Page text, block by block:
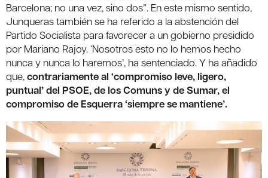
Barcelona; no una vez, sino dos”. En este mismo sentido,
Junqueras también se ha referido a la abstención del
Partido Socialista para favorecer a un gobierno presidido
por Mariano Rajoy. ‘Nosotros esto no lo hemos hecho
nunca y nunca lo haremos’, ha sentenciado. Y ha añadido
que,contrariamente al ‘compromiso leve, ligero,
puntual’ del PSOE, de los Comuns y de Sumar, el
compromiso de Esquerra ‘siempre se mantiene’.